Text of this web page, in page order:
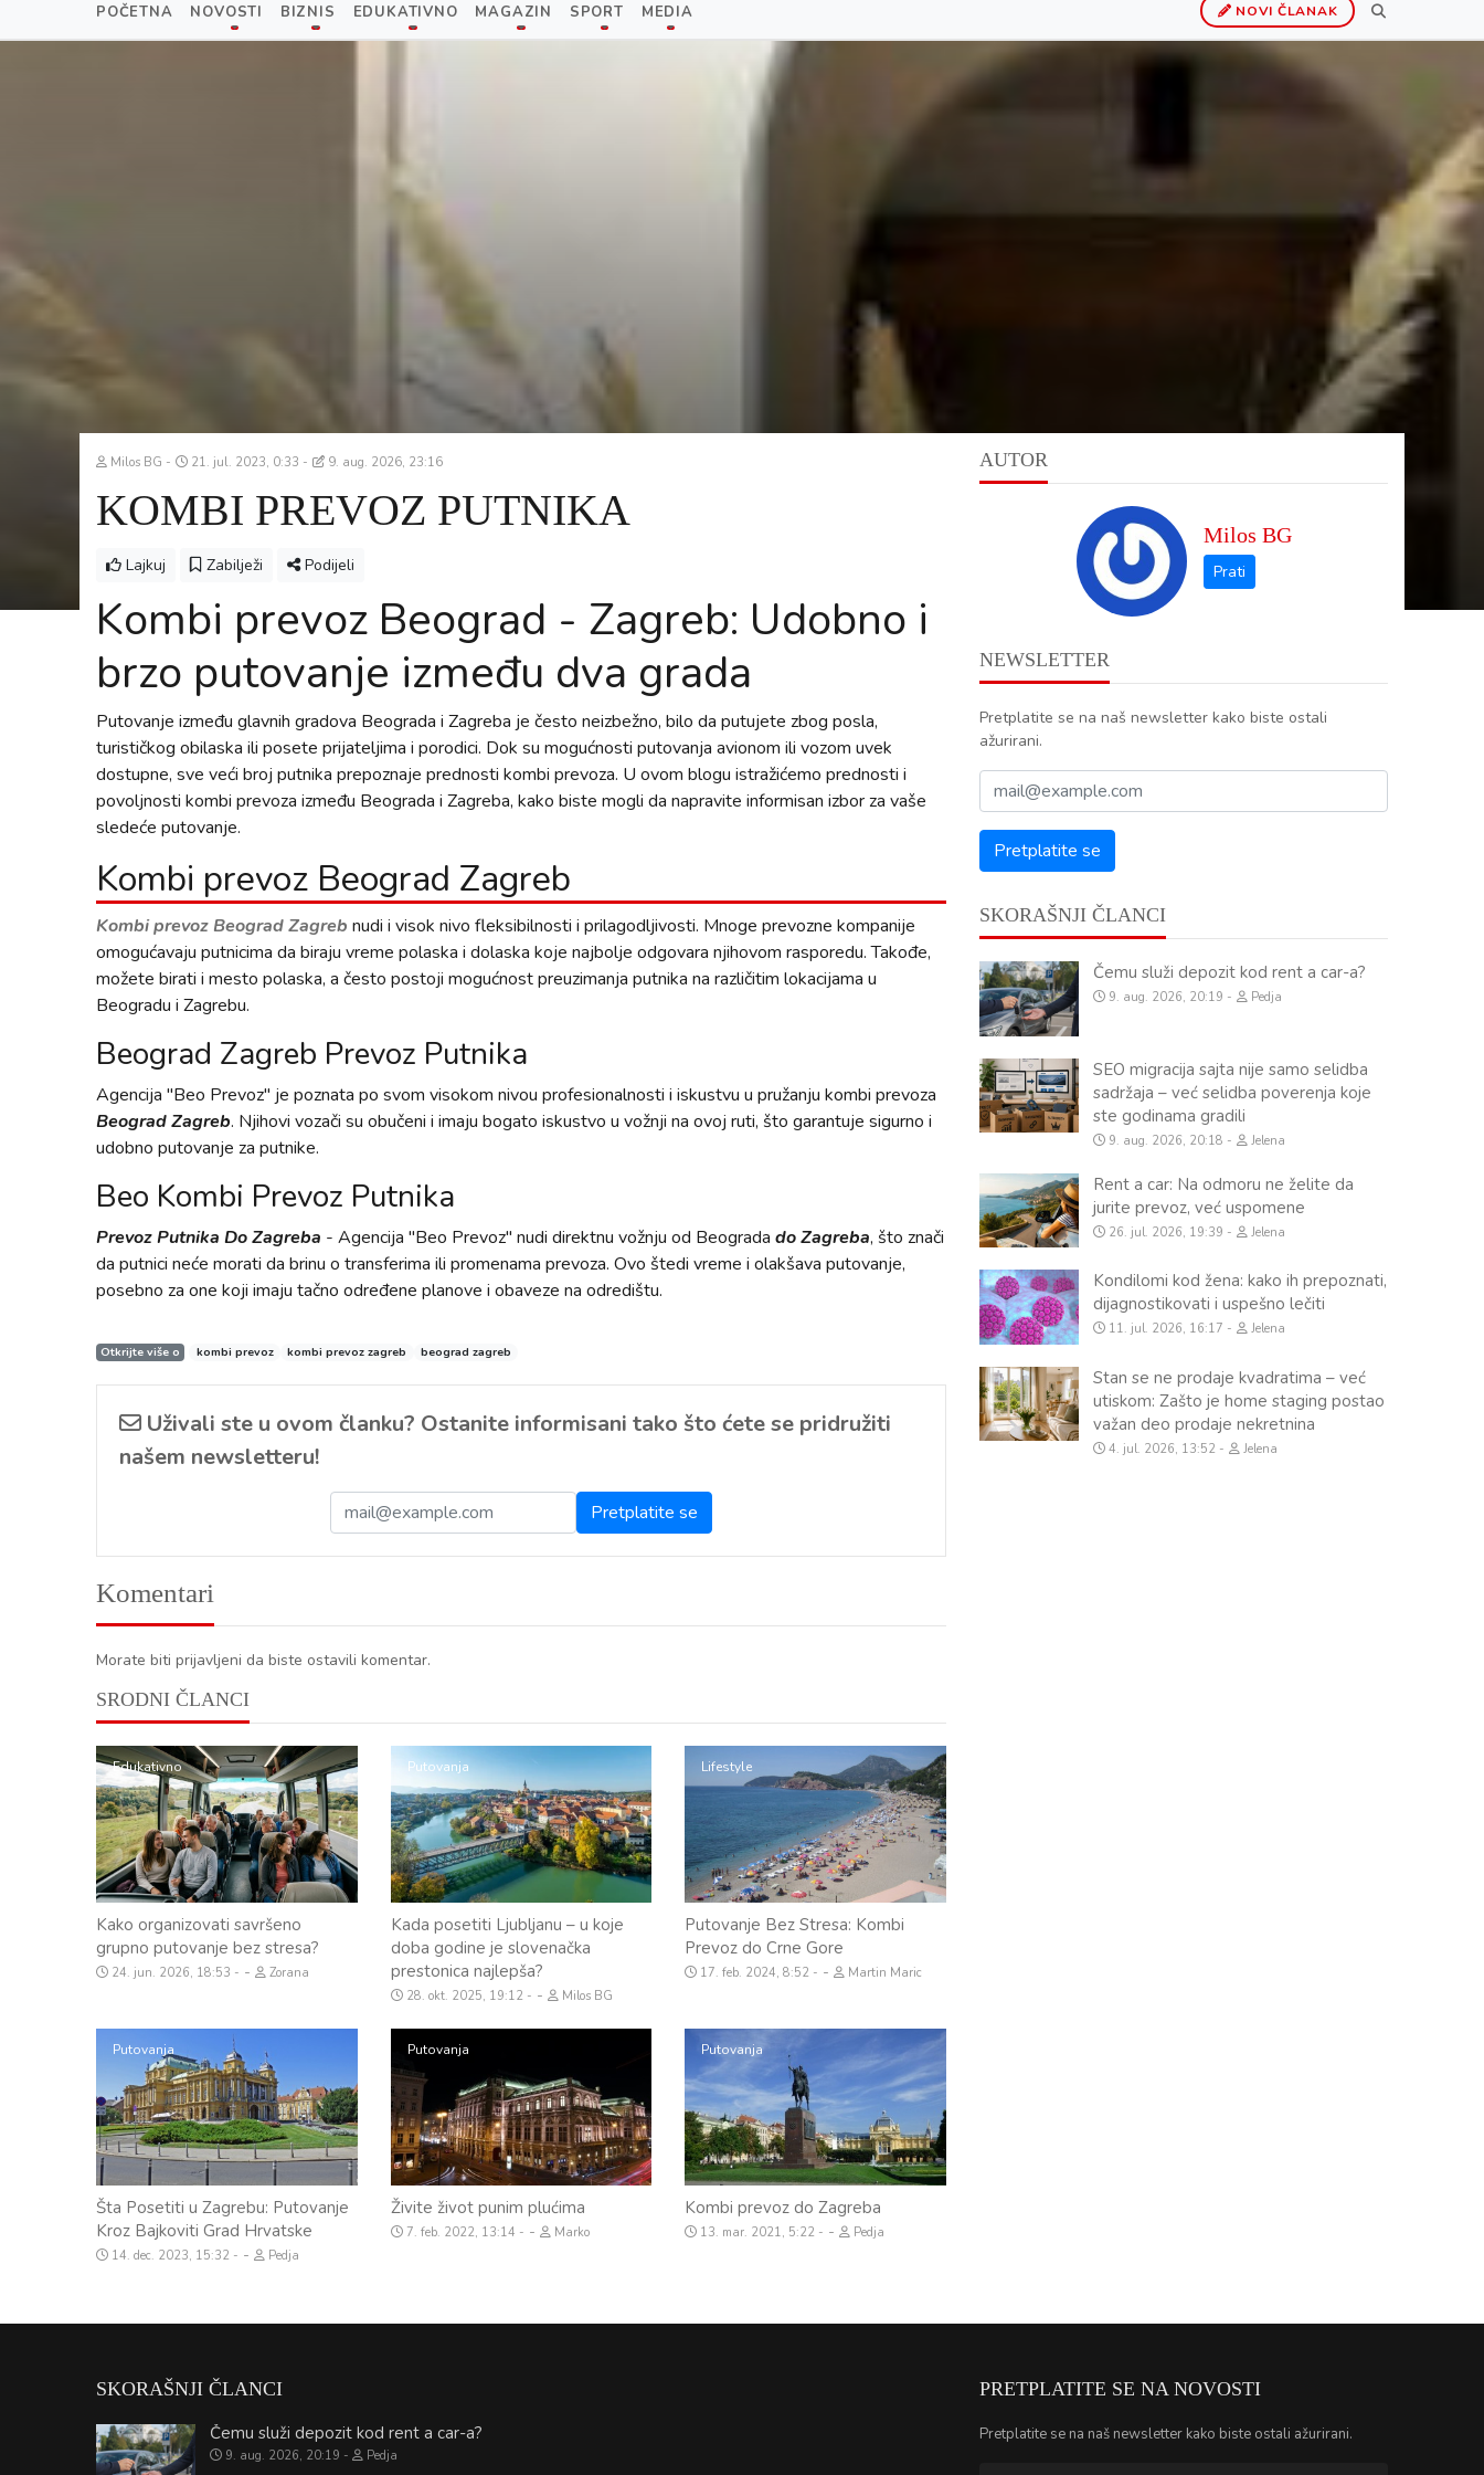
POČETNA NOVOSTI BIZNIS EDUKATIVNO MAGAZIN SPORT MEDIA NOVI ČLANAK
Milos BG 21. jul. 2023, 0:33 9. aug. 2026, 23:16
KOMBI PREVOZ PUTNIKA
Lajkuj Zabilježi Podijeli
Kombi prevoz Beograd - Zagreb: Udobno i
brzo putovanje između dva grada
Putovanje između glavnih gradova Beograda i Zagreba je često neizbežno, bilo da putujete zbog posla,
turističkog obilaska ili posete prijateljima i porodici. Dok su mogućnosti putovanja avionom ili vozom uvek
dostupne, sve veći broj putnika prepoznaje prednosti kombi prevoza. U ovom blogu istražićemo prednosti i
povoljnosti kombi prevoza između Beograda i Zagreba, kako biste mogli da napravite informisan izbor za vaše
sledeće putovanje.
Kombi prevoz Beograd Zagreb
Kombi prevoz Beograd Zagreb nudi i visok nivo fleksibilnosti i prilagodljivosti. Mnoge prevozne kompanije
omogućavaju putnicima da biraju vreme polaska i dolaska koje najbolje odgovara njihovom rasporedu. Takođe,
možete birati i mesto polaska, a često postoji mogućnost preuzimanja putnika na različitim lokacijama u
Beogradu i Zagrebu.
Beograd Zagreb Prevoz Putnika
Agencija "Beo Prevoz" je poznata po svom visokom nivou profesionalnosti i iskustvu u pružanju kombi prevoza
Beograd Zagreb. Njihovi vozači su obučeni i imaju bogato iskustvo u vožnji na ovoj ruti, što garantuje sigurno i
udobno putovanje za putnike.
Beo Kombi Prevoz Putnika
Prevoz Putnika Do Zagreba - Agencija "Beo Prevoz" nudi direktnu vožnju od Beograda do Zagreba, što znači
da putnici neće morati da brinu o transferima ili promenama prevoza. Ovo štedi vreme i olakšava putovanje,
posebno za one koji imaju tačno određene planove i obaveze na odredištu.
Otkrijte više o kombi prevoz kombi prevoz zagreb beograd zagreb
Uživali ste u ovom članku? Ostanite informisani tako što ćete se pridružiti
našem newsletteru!
Komentari
Morate biti prijavljeni da biste ostavili komentar.
SRODNI ČLANCI
Edukativno
Kako organizovati savršeno
grupno putovanje bez stresa?
24. jun. 2026, 18:53 - Zorana
Putovanja
Kada posetiti Ljubljanu – u koje
doba godine je slovenačka
prestonica najlepša?
28. okt. 2025, 19:12 - Milos BG
Lifestyle
Putovanje Bez Stresa: Kombi
Prevoz do Crne Gore
17. feb. 2024, 8:52 - Martin Maric
Putovanja
Šta Posetiti u Zagrebu: Putovanje
Kroz Bajkoviti Grad Hrvatske
14. dec. 2023, 15:32 - Pedja
Putovanja
Živite život punim plućima
7. feb. 2022, 13:14 - Marko
Putovanja
Kombi prevoz do Zagreba
13. mar. 2021, 5:22 - Pedja
AUTOR
Milos BG
NEWSLETTER
Pretplatite se na naš newsletter kako biste ostali
ažurirani.
SKORAŠNJI ČLANCI
Čemu služi depozit kod rent a car-a?
9. aug. 2026, 20:19 Pedja
SEO migracija sajta nije samo selidba
sadržaja – već selidba poverenja koje
ste godinama gradili
9. aug. 2026, 20:18 Jelena
Rent a car: Na odmoru ne želite da
jurite prevoz, već uspomene
26. jul. 2026, 19:39 Jelena
Kondilomi kod žena: kako ih prepoznati,
dijagnostikovati i uspešno lečiti
11. jul. 2026, 16:17 Jelena
Stan se ne prodaje kvadratima – već
utiskom: Zašto je home staging postao
važan deo prodaje nekretnina
4. jul. 2026, 13:52 Jelena
SKORAŠNJI ČLANCI
Čemu služi depozit kod rent a car-a?
9. aug. 2026, 20:19 Pedja
PRETPLATITE SE NA NOVOSTI
Pretplatite se na naš newsletter kako biste ostali ažurirani.